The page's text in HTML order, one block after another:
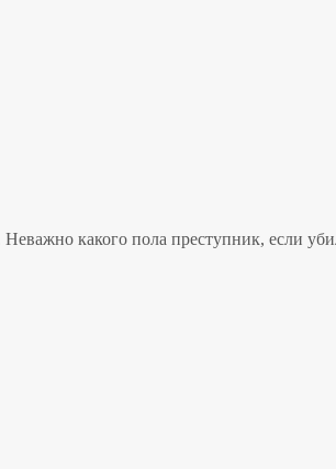
какого пола преступник, если